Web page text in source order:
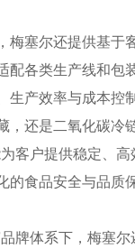
梅塞尔还提供基于
配各类生产线和包
生产效率与成本控
，还是二氧化碳冷
客户提供稳定、
食品安全与品质
牌体系下，梅塞